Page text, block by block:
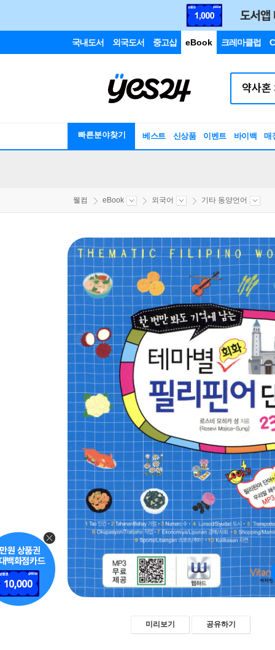
국내도서 외국도서 중고샵 eBook 크레마클럽
빠른분야찾기 베스트 신상품 이벤트 바이백 매
웰컴 eBook 외국어 기타 동양언어
미리보기 공유하기